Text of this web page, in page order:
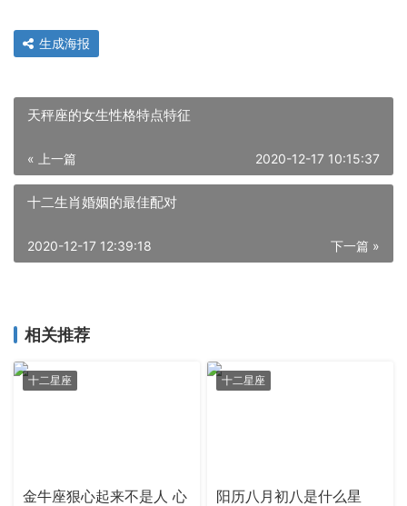
生成海报
天秤座的女生性格特点特征
« 上一篇 2020-12-17 10:15:37
十二生肖婚姻的最佳配对
下一篇 »
2020-12-17 12:39:18
相关推荐
十二星座
金牛座狠心起来不是人 心
十二星座
阳历八月初八是什么星